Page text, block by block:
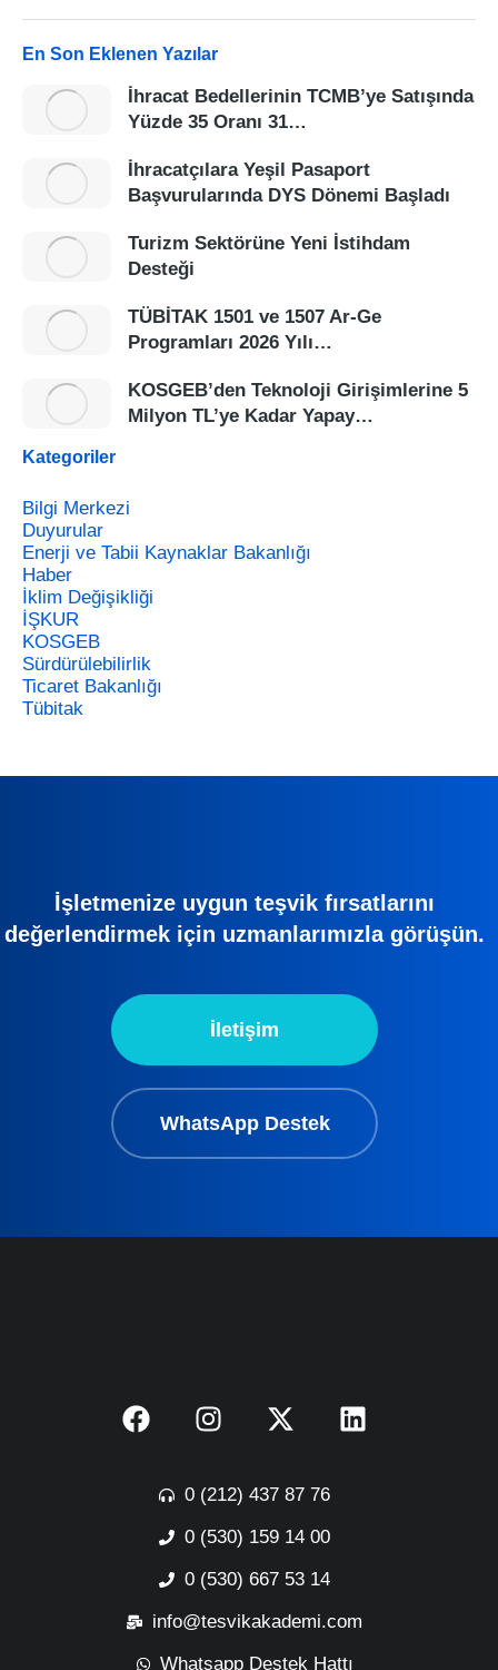
En Son Eklenen Yazılar
İhracat Bedellerinin TCMB’ye Satışında
Yüzde 35 Oranı 31…
İhracatçılara Yeşil Pasaport
Başvurularında DYS Dönemi Başladı
Turizm Sektörüne Yeni İstihdam
Desteği
TÜBİTAK 1501 ve 1507 Ar-Ge
Programları 2026 Yılı…
KOSGEB’den Teknoloji Girişimlerine 5
Milyon TL’ye Kadar Yapay…
Kategoriler
Bilgi Merkezi
Duyurular
Enerji ve Tabii Kaynaklar Bakanlığı
Haber
İklim Değişikliği
İŞKUR
KOSGEB
Sürdürülebilirlik
Ticaret Bakanlığı
Tübitak
İşletmenize uygun teşvik fırsatlarını
değerlendirmek için uzmanlarımızla görüşün.
İletişim
WhatsApp Destek
0 (212) 437 87 76
0 (530) 159 14 00
0 (530) 667 53 14
info@tesvikakademi.com
Whatsapp Destek Hattı